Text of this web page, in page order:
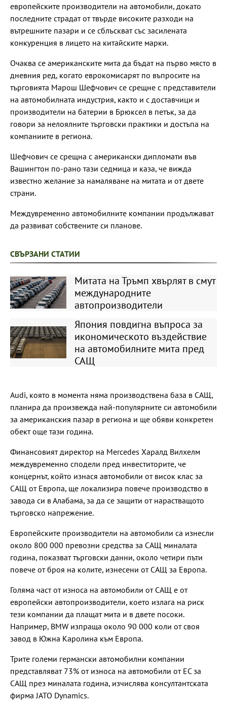
европейските производители на автомобили, докато
последните страдат от твърде високите разходи на
вътрешните пазари и се сблъскват със засилената
конкуренция в лицето на китайските марки.
Очаква се американските мита да бъдат на първо място в
дневния ред, когато еврокомисарят по въпросите на
търговията Марош Шефчович се срещне с представители
на автомобилната индустрия, както и с доставчици и
производители на батерии в Брюксел в петък, за да
говори за нелоялните търговски практики и достъпа на
компаниите в региона.
Шефчович се срещна с американски дипломати във
Вашингтон по-рано тази седмица и каза, че вижда
известно желание за намаляване на митата и от двете
страни.
Междувременно автомобилните компании продължават
да развиват собствените си планове.
СВЪРЗАНИ СТАТИИ
Митата на Тръмп хвърлят в смут
международните
автопроизводители
Япония повдигна въпроса за
икономическото въздействие
на автомобилните мита пред
САЩ
Audi, която в момента няма производствена база в САЩ,
планира да произвежда най-популярните си автомобили
за американския пазар в региона и ще обяви конкретен
обект още тази година.
Финансовият директор на Mercedes Харалд Вилхелм
междувременно сподели пред инвеститорите, че
концернът, който изнася автомобили от висок клас за
САЩ от Европа, ще локализира повече производство в
завода си в Алабама, за да се защити от нарастващото
търговско напрежение.
Европейските производители на автомобили са изнесли
около 800 000 превозни средства за САЩ миналата
година, показват търговски данни, около четири пъти
повече от броя на колите, изнесени от САЩ за Европа.
Голяма част от износа на автомобили от САЩ е от
европейски автопроизводители, което излага на риск
тези компании да плащат мита и в двете посоки.
Например, BMW изпраща около 90 000 коли от своя
завод в Южна Каролина към Европа.
Трите големи германски автомобилни компании
представляват 73% от износа на автомобили от ЕС за
САЩ през миналата година, изчислява консултантската
фирма JATO Dynamics.